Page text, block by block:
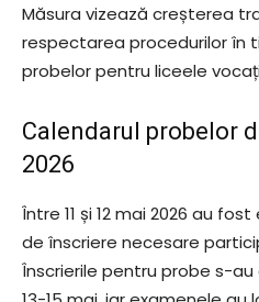
Măsura vizează creșterea
respectarea procedurilor în
probelor pentru liceele
Calendarul probelor
2026
Între 11 și 12 mai 2026 au
de înscriere necesare
Înscrierile pentru probe s-